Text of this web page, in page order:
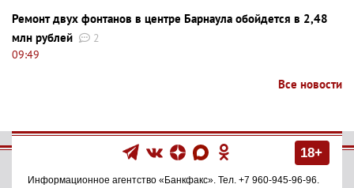
Ремонт двух фонтанов в центре Барнаула обойдется в 2,48
млн рублей
2
09:49
Все новости
18+
Информационное агентство «Банкфакс». Тел. +7 960-945-96-96.